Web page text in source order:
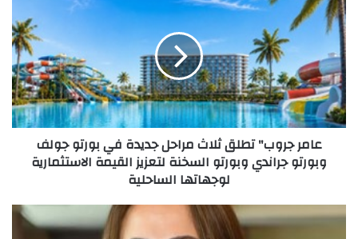
جروب"
تطلق
ثلاث
مراحل
جديدة
في
بورتو
جولف
وبورتو
جراندي
عامر جروب" تطلق ثلاث مراحل جديدة في بورتو جولف
وبورتو جراندي وبورتو السخنة لتعزيز القيمة الاستثمارية
لوجهاتها الساحلية
"داليا